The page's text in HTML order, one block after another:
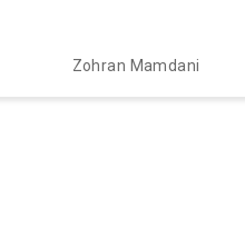
Zohran Mamdani